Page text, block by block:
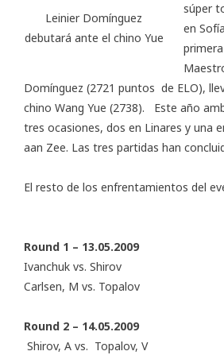
Leinier Domínguez
debutará ante el chino Yue
súper
en
Domínguez (2721 puntos de ELO),
chino Wang Yue (2738). Este año
tres ocasiones, dos en Linares y una
aan Zee. Las tres partidas han
El resto de los enfrentamientos del
Round 1 – 13.05.2009
Ivanchuk vs. Shirov
Carlsen, M vs. Topalov
Round 2 – 14.05.2009
Shirov, A vs. Topalov, V